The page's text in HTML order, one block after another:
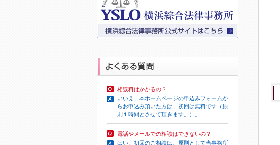
相談料はかかるの？
いいえ、本ホームページの申込みフォームか
らお申込み頂いた方は、初回は無料です（原
則１時間とさせて頂きます。）。
電話やメールでの相談はできないの？
はい、初回のご相談は、原則として当事務所